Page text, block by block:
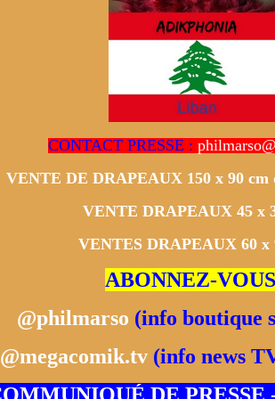
CONTACT PRESSE :
VENTE DE DRAPEAUX 150 x 90 cm
VENTE DRAPEAUX 45 x
VENTES DRAPEAUX 60 x
ABONNEZ-
@philmarso (info boutique
@megacomik.tv(info news